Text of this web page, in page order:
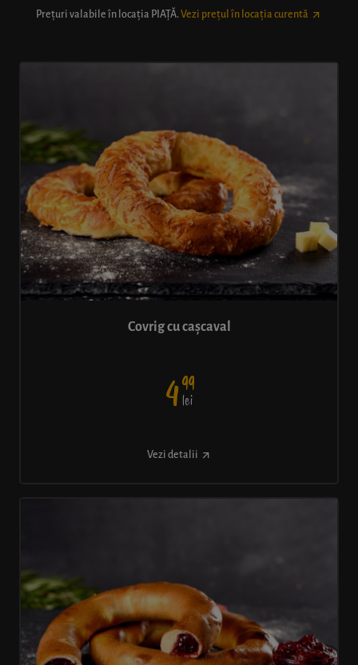
Prețuri valabile în locația PIAȚĂ. Vezi prețul în locația curentă
Covrig cu cașcaval
499
lei
Vezi detalii